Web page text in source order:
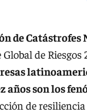
de Catástrofes
de Riesgos
años son los
de